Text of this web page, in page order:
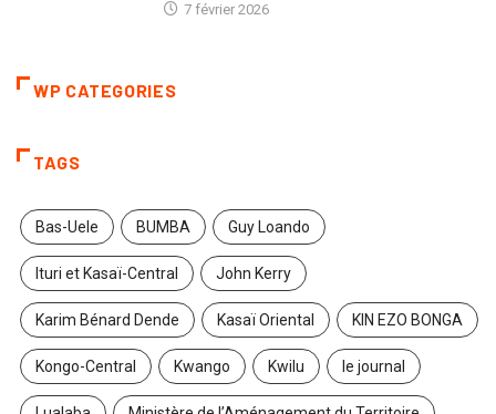
7 février 2026
WP CATEGORIES
TAGS
Bas-Uele BUMBA Guy Loando
Ituri et Kasaï-Central John Kerry
Karim Bénard Dende Kasaï Oriental KIN EZO BONGA
Kongo-Central Kwango Kwilu le journal